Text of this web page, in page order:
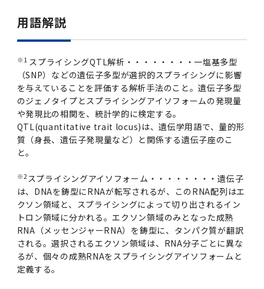
用語解説
※1 スプライシングQTL解析・・・・・・・・一塩基多型
（SNP）などの遺伝子多型が選択的スプライシングに影響
を与えていることを評価する解析手法のこと。遺伝子多型
のジェノタイプとスプライシングアイソフォームの発現量
や発現比の相関を、統計学的に検定する。
QTL(quantitative trait locus)は、遺伝学用語で、量的形
質（身長、遺伝子発現量など）と関係する遺伝子座のこ
と。
※2 スプライシングアイソフォーム・・・・・・・・遺伝子
は、DNAを鋳型にRNAが転写されるが、このRNA配列はエ
クソン領域と、スプライシングによって切り出されるイン
トロン領域に分かれる。エクソン領域のみとなった成熟
RNA（メッセンジャーRNA）を鋳型に、タンパク質が翻訳
される。選択されるエクソン領域は、RNA分子ごとに異な
るが、個々の成熟RNAをスプライシングアイソフォームと
定義する。